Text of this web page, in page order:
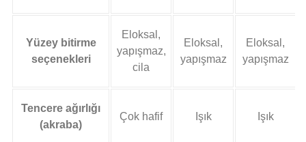
Yüzey bitirme
seçenekleri
Eloksal,
yapışmaz,
cila
Eloksal,
yapışmaz
Eloksal,
yapışmaz
Tencere ağırlığı
(akraba)
Çok hafif Işık Işık